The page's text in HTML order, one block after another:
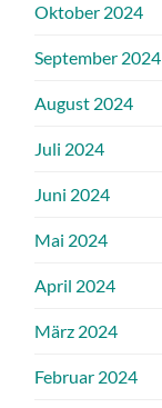
Oktober 2024
September 2024
August 2024
Juli 2024
Juni 2024
Mai 2024
April 2024
März 2024
Februar 2024